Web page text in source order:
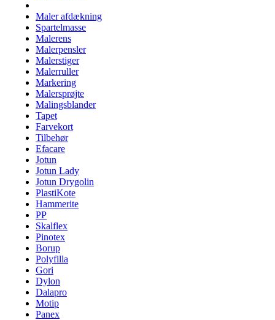
Maler afdækning
Spartelmasse
Malerens
Malerpensler
Malerstiger
Malerruller
Markering
Malersprøjte
Malingsblander
Tapet
Farvekort
Tilbehør
Efacare
Jotun
Jotun Lady
Jotun Drygolin
PlastiKote
Hammerite
PP
Skalflex
Pinotex
Borup
Polyfilla
Gori
Dylon
Dalapro
Motip
Panex